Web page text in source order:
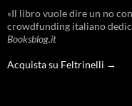
«Il libro vuole dire un no
crowdfunding italiano
Booksblog.it
Acquista su Feltrinelli →